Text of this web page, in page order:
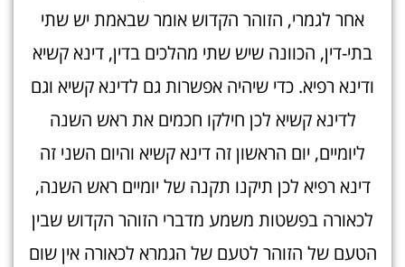
אחר לגמרי, הזוהר הקדוש אומר שבאמת יש שתי
בתי-דין, הכוונה שיש שתי מהלכים בדין, דינא קשיא
ודינא רפיא. כדי שיהיה אפשרות גם לדינא קשיא וגם
לדינא קשיא לכן חילקו חכמים את ראש השנה
ליומיים, יום הראשון זה דינא קשיא והיום השני זה
דינא רפיא לכן תיקנו תקנה של יומיים ראש השנה,
לכאורה בפשטות משמע מדברי הזוהר הקדוש שבין
הטעם של הזוהר לטעם של הגמרא לכאורה אין שום